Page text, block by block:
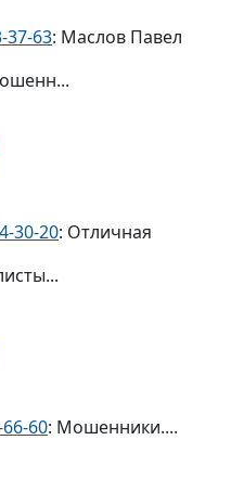
37-63: Маслов Павел
30-20: Отличная
60: Мошенники....